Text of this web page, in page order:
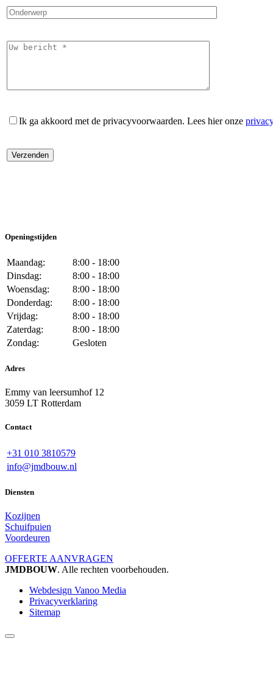
Ik ga akkoord met de privacyvoorwaarden. Lees hier onze
Openingstijden
Maandag:
8:00 - 18:00
Dinsdag:
8:00 - 18:00
Woensdag:
8:00 - 18:00
Donderdag:
8:00 - 18:00
Vrijdag:
8:00 - 18:00
Zaterdag:
8:00 - 18:00
Zondag:
Gesloten
Adres
Emmy van leersumhof 12
3059 LT Rotterdam
Contact
+31 010 3810579
info@jmdbouw.nl
Diensten
Kozijnen
Schuifpuien
Voordeuren
OFFERTE AANVRAGEN
JMDBOUW. Alle rechten voorbehouden.
Webdesign Vanoo Media
Privacyverklaring
Sitemap